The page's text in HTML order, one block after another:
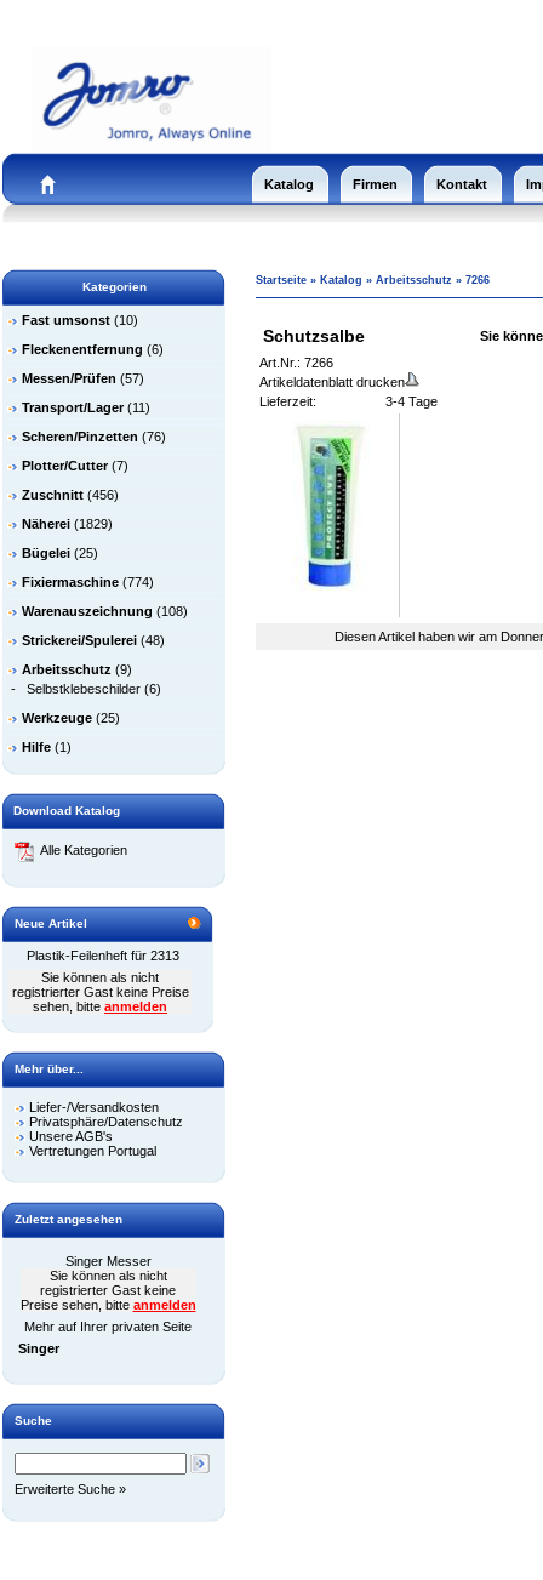
Katalog Firmen Kontakt
Kategorien
Fast umsonst (10)
Fleckenentfernung (6)
Messen/Prüfen (57)
Transport/Lager(11)
Scheren/Pinzetten (76)
Plotter/Cutter(7)
Zuschnitt (456)
Näherei (1829)
Bügelei (25)
Fixiermaschine (774)
Warenauszeichnung (108)
Strickerei/Spulerei (48)
Arbeitsschutz (9)
- Selbstklebeschilder (6)
Werkzeuge (25)
Hilfe (1)
Download Katalog
Alle Kategorien
Neue Artikel
Plastik-Feilenheft für 2313
Sie können als nicht
registrierter Gast keine Preise
sehen, bitte anmelden
Mehr über...
Liefer-/Versandkosten
Privatsphäre/Datenschutz
Unsere AGB's
Vertretungen Portugal
Zuletzt angesehen
Singer Messer
Sie können als nicht
registrierter Gast keine
Preise sehen, bitte anmelden
Mehr auf Ihrer privaten Seite
Singer
Suche
Erweiterte Suche »
Startseite » Katalog » Arbeitsschutz » 7266
Schutzsalbe
Sie
Art.Nr.: 7266
Artikeldatenblatt drucken
Lieferzeit:
3-4 Tage
Diesen Artikel haben wir am